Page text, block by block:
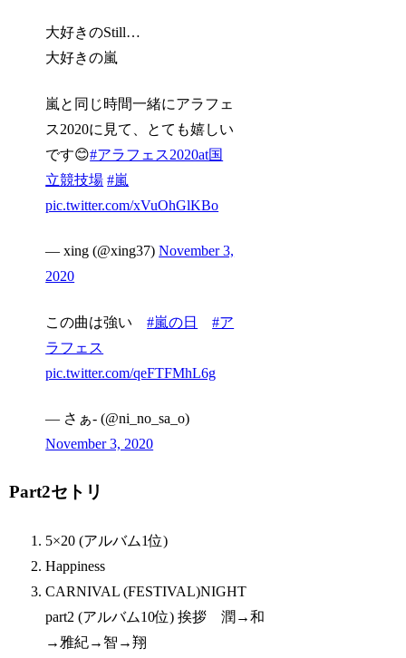
大好きのStill…
大好きの嵐
嵐と同じ時間一緒にアラフェ
ス2020に見て、とても嬉しい
です😊#アラフェス2020at国
立競技場 #嵐
pic.twitter.com/xVuOhGlKBo
— xing (@xing37)November 3,
2020
この曲は強い#嵐の日
#ア
ラフェス
pic.twitter.com/qeFTFMhL6g
— さぁ- (@ni_no_sa_o)
November 3, 2020
Part2セトリ
5×20 (アルバム1位)
Happiness
CARNIVAL (FESTIVAL)NIGHT
part2 (アルバム10位) 挨拶 潤→和
→雅紀→智→翔